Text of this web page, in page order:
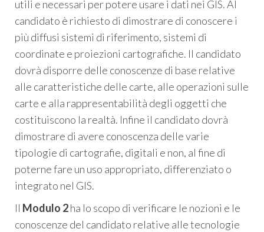
utili e necessari per potere usare i dati nei GIS. Al
candidato è richiesto di dimostrare di conoscere i
più diffusi sistemi di riferimento, sistemi di
coordinate e proiezioni cartografiche. Il candidato
dovrà disporre delle conoscenze di base relative
alle caratteristiche delle carte, alle operazioni sulle
carte e alla rappresentabilità degli oggetti che
costituiscono la realtà. Infine il candidato dovrà
dimostrare di avere conoscenza delle varie
tipologie di cartografie, digitali e non, al fine di
poterne fare un uso appropriato, differenziato o
integrato nel GIS.
Il Modulo 2ha lo scopo di verificare le nozioni e le
conoscenze del candidato relative alle tecnologie